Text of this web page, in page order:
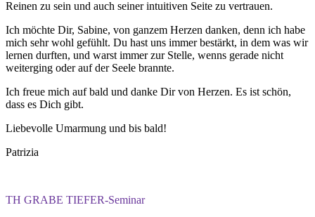
Reinen zu sein und auch seiner intuitiven Seite zu vertrauen.
Ich möchte Dir, Sabine, von ganzem Herzen danken, denn ich habe
mich sehr wohl gefühlt. Du hast uns immer bestärkt, in dem was wir
lernen durften, und warst immer zur Stelle, wenns gerade nicht
weiterging oder auf der Seele brannte.
Ich freue mich auf bald und danke Dir von Herzen. Es ist schön,
dass es Dich gibt.
Liebevolle Umarmung und bis bald!
Patrizia
TH GRABE TIEFER-Seminar